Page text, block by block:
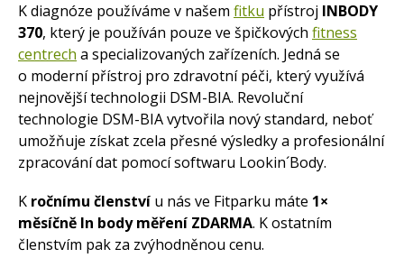
K diagnóze používáme v našem fitku přístroj INBODY
370, který je používán pouze ve špičkových fitness
centrech a specializovaných zařízeních. Jedná se
o moderní přístroj pro zdravotní péči, který využívá
nejnovější technologii DSM-BIA. Revoluční
technologie DSM-BIA vytvořila nový standard, neboť
umožňuje získat zcela přesné výsledky a profesionální
zpracování dat pomocí softwaru Lookin´Body.
K ročnímu členství u nás ve Fitparku máte 1×
měsíčně In body měření ZDARMA. K ostatním
členstvím pak za zvýhodněnou cenu.